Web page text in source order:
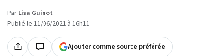
Par Lisa Guinot
Publié le 11/06/2021 à 16h11
Ajouter comme source préférée